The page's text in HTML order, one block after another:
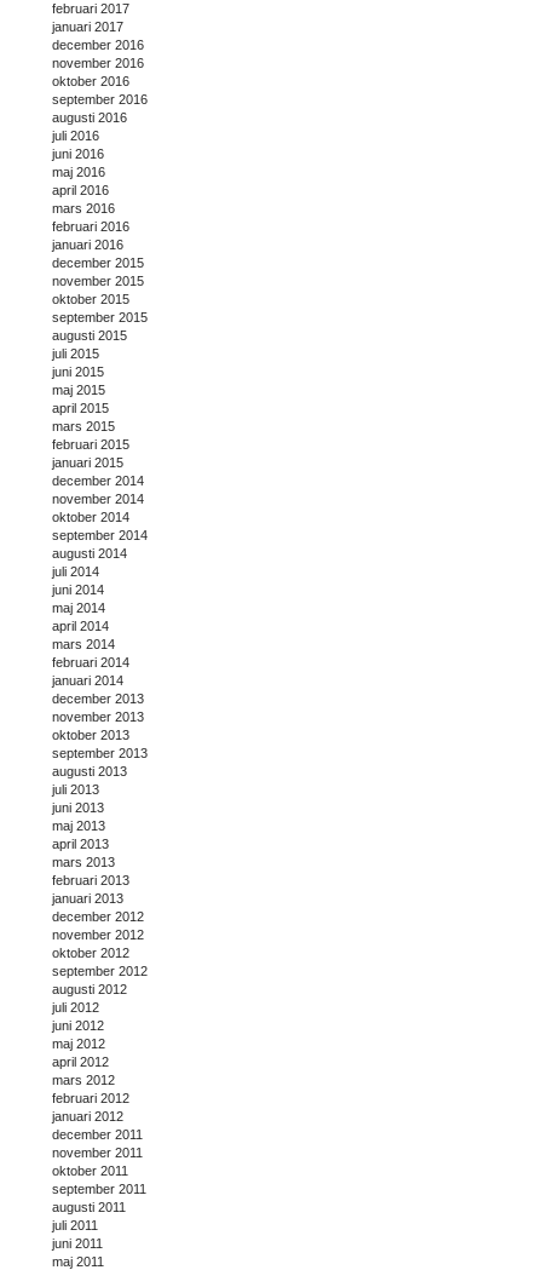
februari 2017
januari 2017
december 2016
november 2016
oktober 2016
september 2016
augusti 2016
juli 2016
juni 2016
maj 2016
april 2016
mars 2016
februari 2016
januari 2016
december 2015
november 2015
oktober 2015
september 2015
augusti 2015
juli 2015
juni 2015
maj 2015
april 2015
mars 2015
februari 2015
januari 2015
december 2014
november 2014
oktober 2014
september 2014
augusti 2014
juli 2014
juni 2014
maj 2014
april 2014
mars 2014
februari 2014
januari 2014
december 2013
november 2013
oktober 2013
september 2013
augusti 2013
juli 2013
juni 2013
maj 2013
april 2013
mars 2013
februari 2013
januari 2013
december 2012
november 2012
oktober 2012
september 2012
augusti 2012
juli 2012
juni 2012
maj 2012
april 2012
mars 2012
februari 2012
januari 2012
december 2011
november 2011
oktober 2011
september 2011
augusti 2011
juli 2011
juni 2011
maj 2011